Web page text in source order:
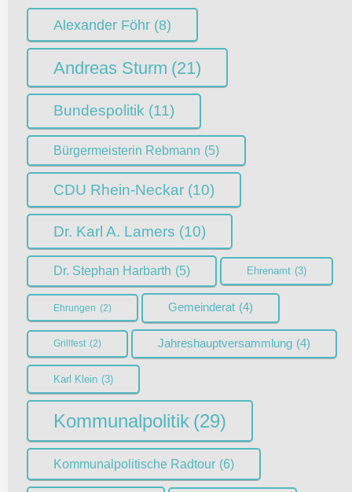
Alexander Föhr (8)
Andreas Sturm (21)
Bundespolitik (11)
Bürgermeisterin Rebmann (5)
CDU Rhein-Neckar (10)
Dr. Karl A. Lamers (10)
Dr. Stephan Harbarth (5) Ehrenamt (3)
Ehrungen (2) Gemeinderat (4)
Grillfest (2) Jahreshauptversammlung (4)
Karl Klein (3)
Kommunalpolitik (29)
Kommunalpolitische Radtour (6)